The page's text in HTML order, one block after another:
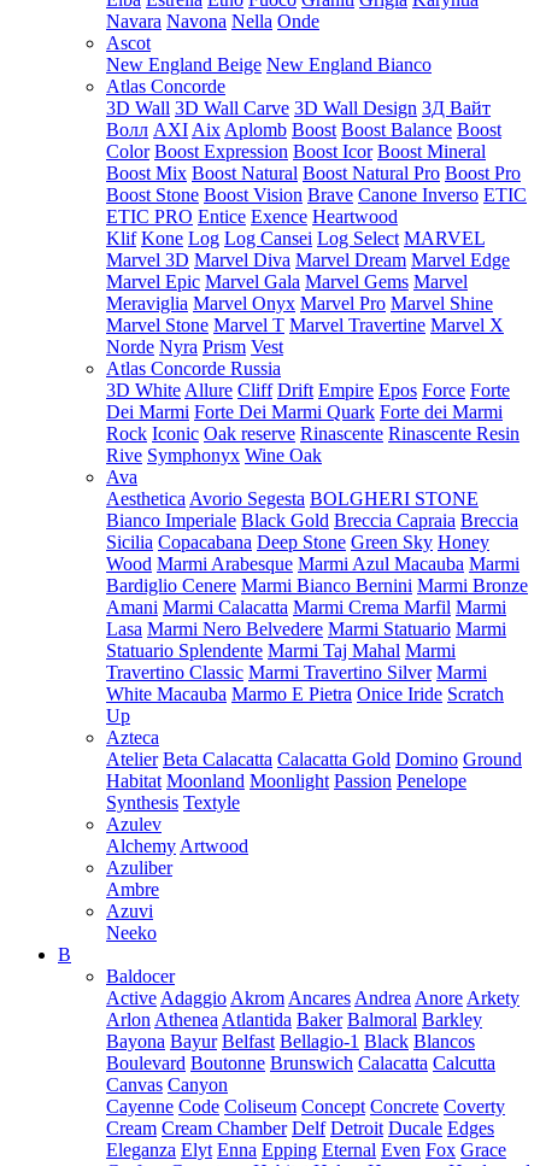
Navara Navona Nella Onde
Ascot
New England Beige New England Bianco
Atlas Concorde
3D Wall 3D Wall Carve 3D Wall Design 3Д Вайт
Волл AXI Aix Aplomb Boost Boost Balance Boost
Color Boost Expression Boost Icor Boost Mineral
Boost Mix Boost Natural Boost Natural Pro Boost Pro
Boost Stone Boost Vision Brave Canone Inverso ETIC
ETIC PRO Entice Exence Heartwood
Klif Kone Log Log Cansei Log Select MARVEL
Marvel 3D Marvel Diva Marvel Dream Marvel Edge
Marvel Epic Marvel Gala Marvel Gems Marvel
Meraviglia Marvel Onyx Marvel Pro Marvel Shine
Marvel Stone Marvel T Marvel Travertine Marvel X
Norde Nyra Prism Vest
Atlas Concorde Russia
3D White Allure Cliff Drift Empire Epos Force Forte
Dei Marmi Forte Dei Marmi Quark Forte dei Marmi
Rock Iconic Oak reserve Rinascente Rinascente Resin
Rive Symphonyx Wine Oak
Ava
Aesthetica Avorio Segesta BOLGHERI STONE
Bianco Imperiale Black Gold Breccia Capraia Breccia
Sicilia Copacabana Deep Stone Green Sky Honey
Wood Marmi Arabesque Marmi Azul Macauba Marmi
Bardiglio Cenere Marmi Bianco Bernini Marmi Bronze
Amani Marmi Calacatta Marmi Crema Marfil Marmi
Lasa Marmi Nero Belvedere Marmi Statuario Marmi
Statuario Splendente Marmi Taj Mahal Marmi
Travertino Classic Marmi Travertino Silver Marmi
White Macauba Marmo E Pietra Onice Iride Scratch
Up
Azteca
Atelier Beta Calacatta Calacatta Gold Domino Ground
Habitat Moonland Moonlight Passion Penelope
Synthesis Textyle
Azulev
Alchemy Artwood
Azuliber
Ambre
Azuvi
Neeko
B
Baldocer
Active Adaggio Akrom Ancares Andrea Anore Arkety
Arlon Athenea Atlantida Baker Balmoral Barkley
Bayona Bayur Belfast Bellagio-1 Black Blancos
Boulevard Boutonne Brunswich Calacatta Calcutta
Canvas Canyon
Cayenne Code Coliseum Concept Concrete Coverty
Cream Cream Chamber Delf Detroit Ducale Edges
Eleganza Elyt Enna Epping Eternal Even Fox Grace